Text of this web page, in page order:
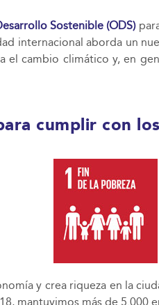
Sostenible (ODS)
internacional aborda un
el cambio climático y, en
cumplir con
y crea riqueza en la
mantuvimos más de 5.000